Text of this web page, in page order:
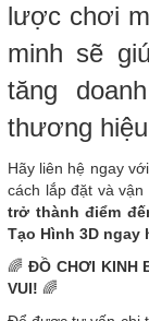
lược chơi
minh sẽ
tăng
thương
Hãy liên hệ ngay với
cách lắp đặt và
trở thành điểm
Tạo Hình 3D ngay
🌈ĐỒ CHƠI KINH
VUI! 🌈